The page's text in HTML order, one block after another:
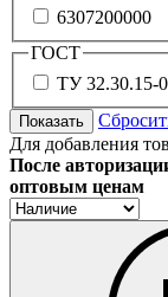
6307200000
ГОСТ
ТУ 32.30.15-
Показать
Для добавления
После
оптовым ценам